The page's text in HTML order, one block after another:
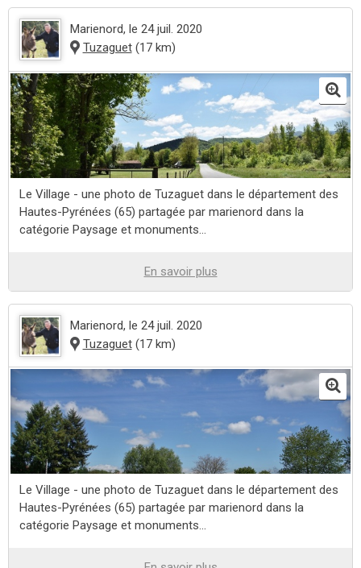
Marienord, le 24 juil. 2020
Tuzaguet(17 km)
Le Village - une photo de Tuzaguet dans le département des
Hautes-Pyrénées (65) partagée par marienord dans la
catégorie Paysage et monuments...
En savoir plus
Marienord, le 24 juil. 2020
Tuzaguet(17 km)
Le Village - une photo de Tuzaguet dans le département des
Hautes-Pyrénées (65) partagée par marienord dans la
catégorie Paysage et monuments...